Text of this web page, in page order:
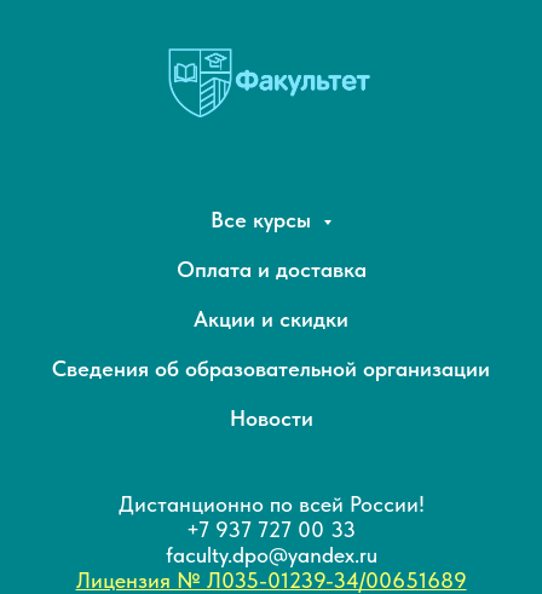
Все курсы
Оплата и доставка
Акции и скидки
Сведения об образовательной организации
Новости
Дистанционно по всей России!
+7 937 727 00 33
faculty.dpo@yandex.ru
Лицензия № Л035-01239-34/00651689